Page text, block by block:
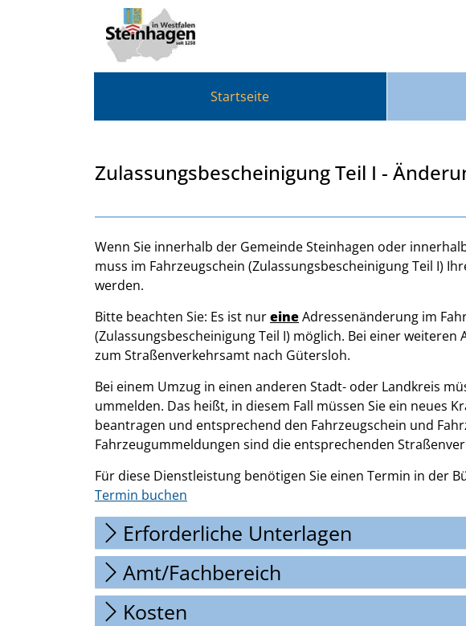
Zum Hauptinhalt springen
Startseite
Zulassungsbescheinigung Teil I -
Beschreibung
Wenn Sie innerhalb der Gemeinde Steinhagen oder
muss im Fahrzeugschein (Zulassungsbescheinigung Teil I)
werden.
Bitte beachten Sie: Es ist nureineAdressenänderung im
(Zulassungsbescheinigung Teil I) möglich. Bei einer weiteren
zum Straßenverkehrsamt nach Gütersloh.
Bei einem Umzug in einen anderen Stadt- oder Landkreis
ummelden. Das heißt, in diesem Fall müssen Sie ein neues
beantragen und entsprechend den Fahrzeugschein und
Fahrzeugummeldungen sind die entsprechenden
Für diese Dienstleistung benötigen Sie einen Termin in der
Termin buchen
Erforderliche Unterlagen
Amt/Fachbereich
Kosten